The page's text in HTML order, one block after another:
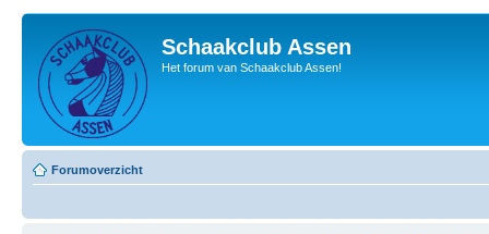
Schaakclub Assen
Het forum van Schaakclub Assen!
Forumoverzicht